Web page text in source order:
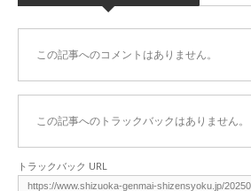
この記事へのコメントはありません。
この記事へのトラックバックはありません。
トラックバック URL